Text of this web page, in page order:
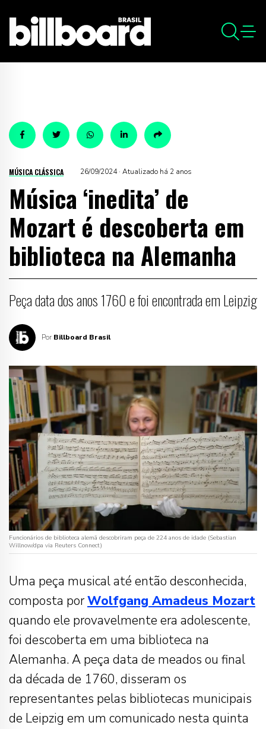
MÚSICA CLÁSSICA 26/09/2024 · Atualizado há 2 anos
Música ‘inedita’ de
Mozart é descoberta em
biblioteca na Alemanha
Peça data dos anos 1760 e foi encontrada em Leipzig
Por Billboard Brasil
Funcionários de biblioteca alemã descobriram peça de 224 anos de idade (Sebastian
Willnow/dpa via Reuters Connect)
Uma peça musical até então desconhecida,
composta porWolfgang Amadeus Mozart
quando ele provavelmente era adolescente,
foi descoberta em uma biblioteca na
Alemanha. A peça data de meados ou final
da década de 1760, disseram os
representantes pelas bibliotecas municipais
de Leipzig em um comunicado nesta quinta